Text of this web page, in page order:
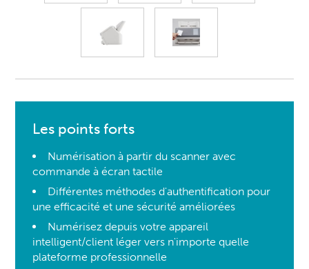
Les points forts
Numérisation à partir du scanner avec
commande à écran tactile
Différentes méthodes d'authentification pour
une efficacité et une sécurité améliorées
Numérisez depuis votre appareil
intelligent/client léger vers n'importe quelle
plateforme professionnelle